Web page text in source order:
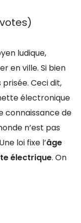
ludique,
en ville. Si bien
prisée. Ceci dit,
électronique
connaissance de
n’est pas
loi fixe l’âge
électrique. On